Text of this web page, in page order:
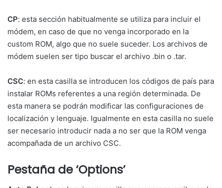
CP: esta sección habitualmente se utiliza para incluir el
módem, en caso de que no venga incorporado en la
custom ROM, algo que no suele suceder. Los archivos de
módem suelen ser tipo buscar el archivo .bin o .tar.
CSC: en esta casilla se introducen los códigos de país para
instalar ROMs referentes a una región determinada. De
esta manera se podrán modificar las configuraciones de
localización y lenguaje. Igualmente en esta casilla no suele
ser necesario introducir nada a no ser que la ROM venga
acompañada de un archivo CSC.
Pestaña de ‘Options’